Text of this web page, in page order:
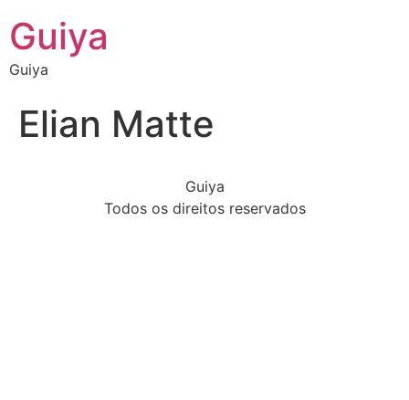
Guiya
Guiya
Elian Matte
Guiya
Todos os direitos reservados